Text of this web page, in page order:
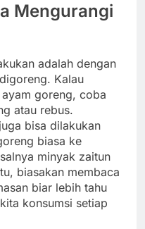
Mengurangi
adalah dengan
Kalau
goreng, coba
atau rebus.
juga bisa dilakukan
biasa ke
minyak zaitun
biasakan membaca
biar lebih tahu
konsumsi setiap